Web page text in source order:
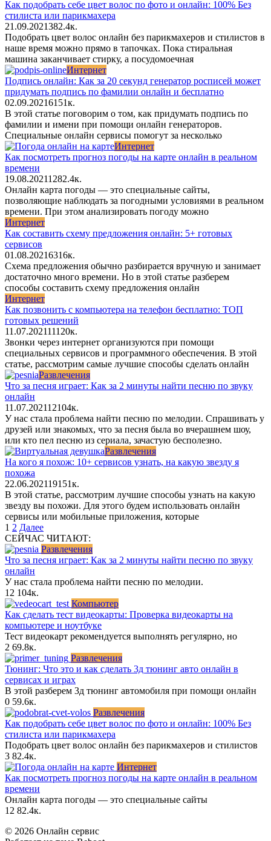
Как подобрать себе цвет волос по фото и онлайн: 100% Без
стилиста или парикмахера
21.09.2021382.4к.
Подобрать цвет волос онлайн без парикмахеров и стилистов в
наше время можно прямо в тапочках. Пока стиральная
машина заканчивает стирку, а посудомоечная
Интернет
Подпись онлайн: Как за 20 секунд генератор росписей может
придумать подпись по фамилии онлайн и бесплатно
02.09.20216151к.
В этой статье поговорим о том, как придумать подпись по
фамилии и имени при помощи онлайн генераторов.
Специальные онлайн сервисы помогут за несколько
Интернет
Как посмотреть прогноз погоды на карте онлайн в реальном
времени
19.08.20211282.4к.
Онлайн карта погоды — это специальные сайты,
позволяющие наблюдать за погодными условиями в реальном
времени. При этом анализировать погоду можно
Интернет
Как составить схему предложения онлайн: 5+ готовых
сервисов
01.08.20216316к.
Схема предложения обычно разбирается вручную и занимает
достаточно много времени. Но в этой статье разберем
способы составить схему предложения онлайн
Интернет
Как позвонить с компьютера на телефон бесплатно: ТОП
готовых решений
11.07.202111120к.
Звонки через интернет организуются при помощи
специальных сервисов и программного обеспечения. В этой
статье, рассмотрим самые лучшие способы сделать онлайн
Развлечения
Что за песня играет: Как за 2 минуты найти песню по звуку
онлайн
11.07.202112104к.
У нас стала проблема найти песню по мелодии. Спрашивать у
друзей или знакомых, что за песня была во вчерашнем шоу,
или кто пел песню из сериала, зачастую бесполезно.
Развлечения
На кого я похож: 10+ сервисов узнать, на какую звезду я
похожа
22.06.202119151к.
В этой статье, рассмотрим лучшие способы узнать на какую
звезду вы похожи. Для этого будем использовать онлайн
сервисы или мобильные приложения, которые
Пагинация
записей
1 2 Далее
СЕЙЧАС ЧИТАЮТ:
Развлечения
Что за песня играет: Как за 2 минуты найти песню по звуку
онлайн
У нас стала проблема найти песню по мелодии.
12 104к.
Компьютер
Как сделать тест видеокарты: Проверка видеокарты на
компьютере и ноутбуке
Тест видеокарт рекомендуется выполнять регулярно, но
2 69.8к.
Развлечения
Тюнинг: Что это и как сделать 3д тюнинг авто онлайн в
сервисах и играх
В этой разберем 3д тюнинг автомобиля при помощи онлайн
0 59.6к.
Развлечения
Как подобрать себе цвет волос по фото и онлайн: 100% Без
стилиста или парикмахера
Подобрать цвет волос онлайн без парикмахеров и стилистов
3 82.4к.
Интернет
Как посмотреть прогноз погоды на карте онлайн в реальном
времени
Онлайн карта погоды — это специальные сайты
12 82.4к.
© 2026 Онлайн сервис